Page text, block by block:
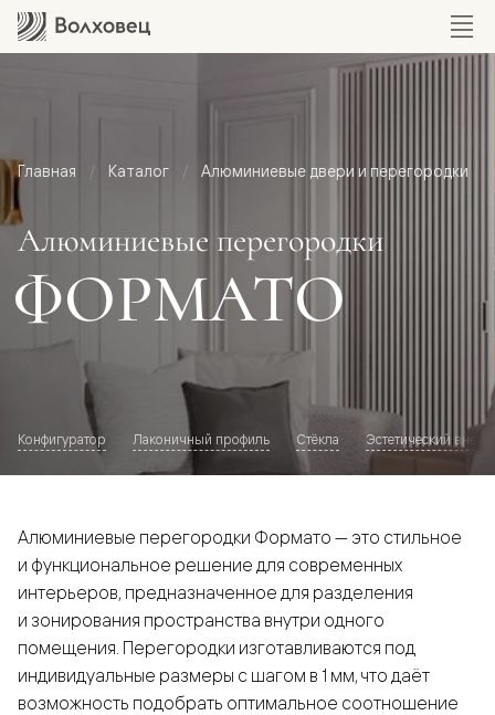
Главная Каталог Алюминиевые двери и перегородки
Алюминиевые перегородки
ФОРМАТО
Конфигуратор Лаконичный профиль Стёкла Эстетический
Алюминиевые перегородки Формато — это стильное
и функциональное решение для современных
интерьеров, предназначенное для разделения
и зонирования пространства внутри одного
помещения. Перегородки изготавливаются под
индивидуальные размеры с шагом в 1 мм, что даёт
возможность подобрать оптимальное соотношение